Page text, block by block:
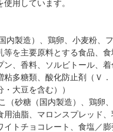
用しています。
内製造）、鶏卵、小麦粉、
等を主要原料とする食品、食
ン、香料、ソルビトール、
粘多糖類、酸化防止剤（Ｖ
大豆を含む））
（砂糖（国内製造）、鶏卵
用油脂、マロンスプレッド
イトチョコレート、食塩／